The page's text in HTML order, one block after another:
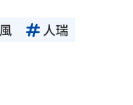
人瑞